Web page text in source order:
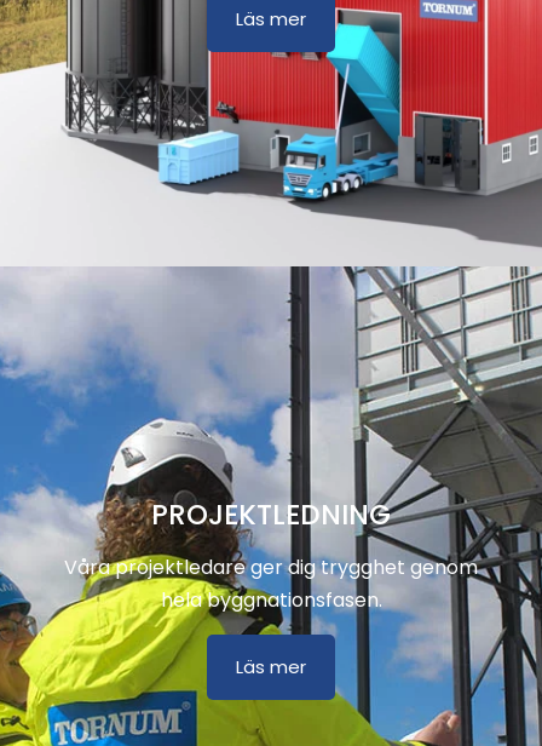
Läs mer
PROJEKTLEDNING
Våra projektledare ger dig trygghet genom
hela byggnationsfasen.
Läs mer